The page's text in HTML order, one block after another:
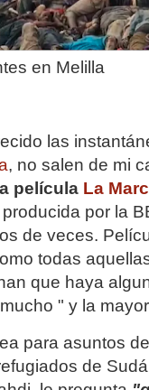
en Melilla
las
, no salen de mi
película La
producida por la
de veces.
todas
que haya
" y la
para asuntos
de